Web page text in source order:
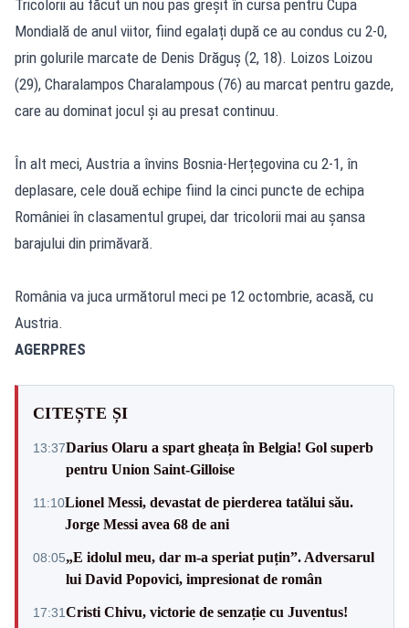
Tricolorii au făcut un nou pas greșit în cursa pentru Cupa
Mondială de anul viitor, fiind egalați după ce au condus cu 2-0,
prin golurile marcate de Denis Drăguș (2, 18). Loizos Loizou
(29), Charalampos Charalampous (76) au marcat pentru gazde,
care au dominat jocul și au presat continuu.
În alt meci, Austria a învins Bosnia-Herțegovina cu 2-1, în
deplasare, cele două echipe fiind la cinci puncte de echipa
României în clasamentul grupei, dar tricolorii mai au șansa
barajului din primăvară.
România va juca următorul meci pe 12 octombrie, acasă, cu
Austria.
AGERPRES
CITEȘTE ȘI
13:37Darius Olaru a spart gheața în Belgia! Gol superb
pentru Union Saint-Gilloise
11:10Lionel Messi, devastat de pierderea tatălui său.
Jorge Messi avea 68 de ani
08:05„E idolul meu, dar m-a speriat puțin”. Adversarul
lui David Popovici, impresionat de român
17:31Cristi Chivu, victorie de senzație cu Juventus!